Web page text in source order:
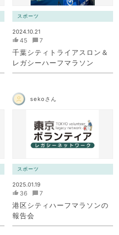
スポーツ
2024.10.21
45 7
千葉シティトライアスロン＆
レガシーハーフマラソン
sekoさん
スポーツ
2025.01.19
36 7
港区シティハーフマラソンの
報告会